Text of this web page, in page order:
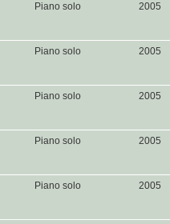
Piano solo 2005
Piano solo 2005
Piano solo 2005
Piano solo 2005
Piano solo 2005